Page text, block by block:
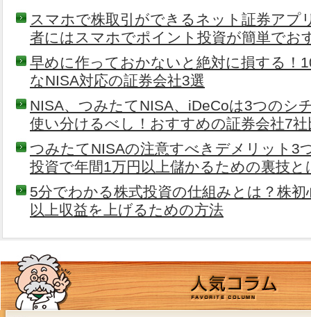
スマホで株取引ができるネット証券アプ
者にはスマホでポイント投資が簡単でお
早めに作っておかないと絶対に損する！
なNISA対応の証券会社3選
NISA、つみたてNISA、iDeCoは3つのシ
使い分けるべし！おすすめの証券会社7社
つみたてNISAの注意すべきデメリット3
投資で年間1万円以上儲かるための裏技と
5分でわかる株式投資の仕組みとは？株
以上収益を上げるための方法